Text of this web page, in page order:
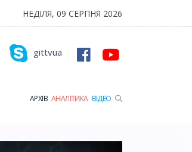
На війні загинув Герой з Рожищенської
НЕДІЛЯ, 09 СЕРПНЯ 2026
gittvua
АРХІВ АНАЛІТИКА ВІДЕО